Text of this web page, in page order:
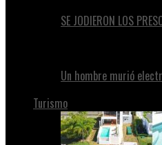
SE JODIERON LOS
Un hombre murió
Turismo